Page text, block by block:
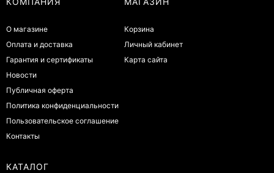
О магазине
Оплата и доставка
Гарантия и сертификаты
Новости
Публичная оферта
Политика конфиденциальности
Пользовательское соглашение
Контакты
Корзина
Личный кабинет
Карта сайта
КАТАЛОГ